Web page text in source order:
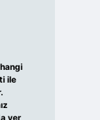
ile
yer